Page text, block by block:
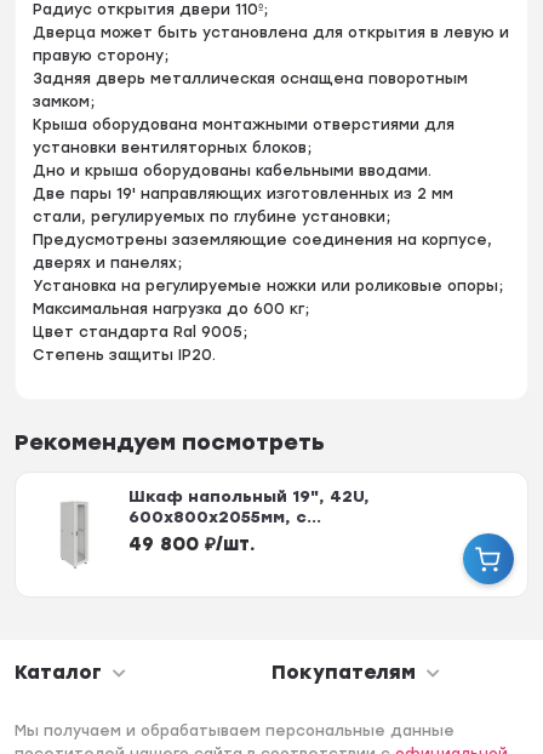
Радиус открытия двери 110º;
Дверца может быть установлена для открытия в левую и
правую сторону;
Задняя дверь металлическая оснащена поворотным
замком;
Крыша оборудована монтажными отверстиями для
установки вентиляторных блоков;
Дно и крыша оборудованы кабельными вводами.
Две пары 19' направляющих изготовленных из 2 мм
стали, регулируемых по глубине установки;
Предусмотрены заземляющие соединения на корпусе,
дверях и панелях;
Установка на регулируемые ножки или роликовые опоры;
Максимальная нагрузка до 600 кг;
Цвет стандарта Ral 9005;
Степень защиты IP20.
Рекомендуем посмотреть
Шкаф напольный 19", 42U,
600х800x2055мм, с...
49 800 ₽/шт.
Каталог Покупателям
Мы получаем и обрабатываем персональные данные